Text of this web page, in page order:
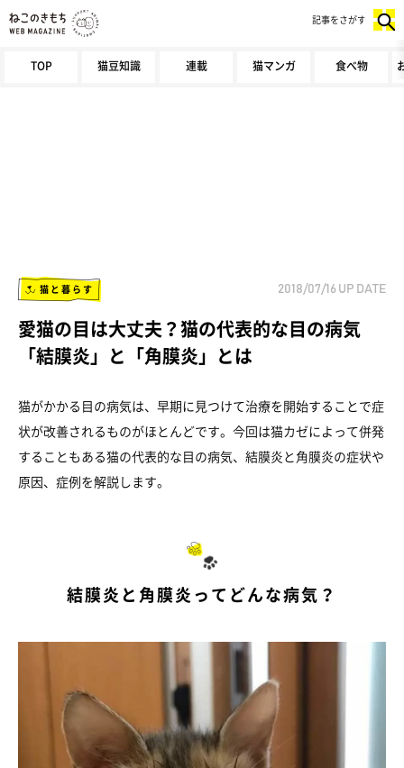
TOP 猫豆知識 連載 猫マンガ 食べ物
記事をさがす
猫と暮らす 2018/07/16 UP DATE
愛猫の目は大丈夫？猫の代表的な目の病気
「結膜炎」と「角膜炎」とは
猫がかかる目の病気は、早期に見つけて治療を開始することで症
状が改善されるものがほとんどです。今回は猫カゼによって併発
することもある猫の代表的な目の病気、結膜炎と角膜炎の症状や
原因、症例を解説します。
結膜炎と角膜炎ってどんな病気？